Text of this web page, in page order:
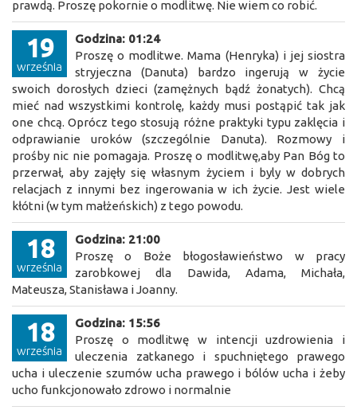
prawdą. Proszę pokornie o modlitwę. Nie wiem co robić.
19
września
Godzina: 01:24
Proszę o modlitwe. Mama (Henryka) i jej siostra
stryjeczna (Danuta) bardzo ingerują w życie
swoich dorosłych dzieci (zamężnych bądź żonatych). Chcą
mieć nad wszystkimi kontrolę, każdy musi postąpić tak jak
one chcą. Oprócz tego stosują różne praktyki typu zaklęcia i
odprawianie uroków (szczególnie Danuta). Rozmowy i
prośby nic nie pomagaja. Proszę o modlitwę,aby Pan Bóg to
przerwał, aby zajęły się własnym życiem i byly w dobrych
relacjach z innymi bez ingerowania w ich życie. Jest wiele
kłótni (w tym małżeńskich) z tego powodu.
18
września
Godzina: 21:00
Proszę o Boże błogosławieństwo w pracy
zarobkowej dla Dawida, Adama, Michała,
Mateusza, Stanisława i Joanny.
18
września
Godzina: 15:56
Proszę o modlitwę w intencji uzdrowienia i
uleczenia zatkanego i spuchniętego prawego
ucha i uleczenie szumów ucha prawego i bólów ucha i żeby
ucho funkcjonowało zdrowo i normalnie